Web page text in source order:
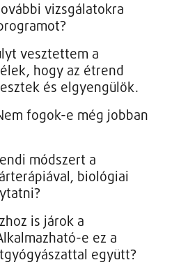
vizsgálatokra
vesztettem a
hogy az étrend
és elgyengülök.
fogok-e még jobban
módszert a
biológiai
is járok a
e ez a
együtt?